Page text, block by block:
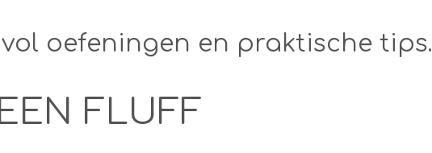
oefeningen en praktische tips.
FLUFF